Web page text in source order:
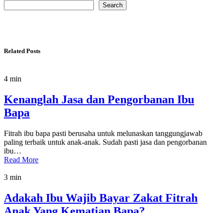
Search
Related Posts
4 min
Kenanglah Jasa dan Pengorbanan Ibu
Bapa
Fitrah ibu bapa pasti berusaha untuk melunaskan tanggungjawab
paling terbaik untuk anak-anak. Sudah pasti jasa dan pengorbanan
ibu…
Read More
3 min
Adakah Ibu Wajib Bayar Zakat Fitrah